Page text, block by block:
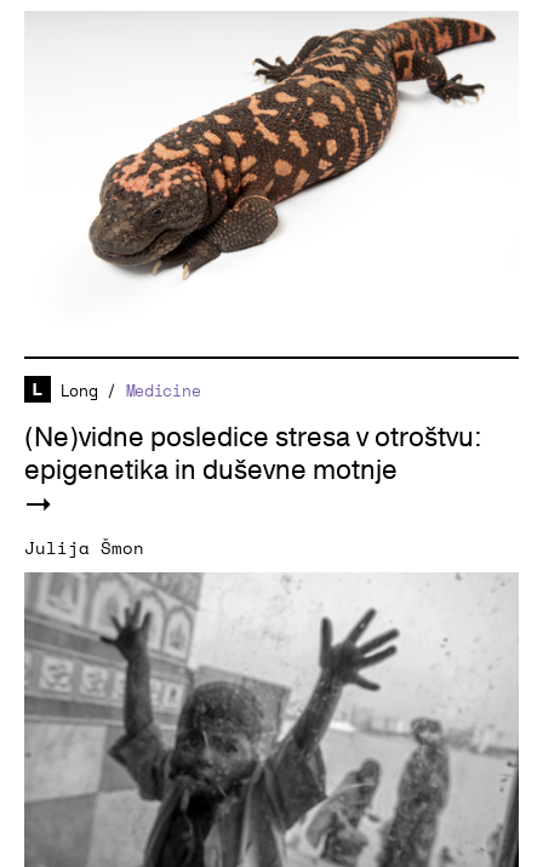
Long / Medicine
(Ne)vidne posledice stresa v otroštvu:
epigenetika in duševne motnje
Julija Šmon